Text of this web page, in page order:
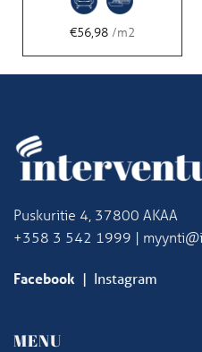
€56,98/m2
Puskuritie 4, 37800 AKAA
+358 3 542 1999 |
Facebook | Instagram
MENU